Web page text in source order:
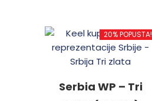
20% POPUSTA!
Serbia WP – Tri